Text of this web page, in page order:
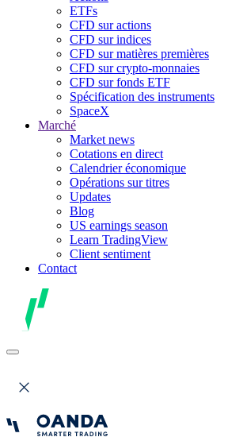
ETFs
CFD sur actions
CFD sur indices
CFD sur matières premières
CFD sur crypto-monnaies
CFD sur fonds ETF
Spécification des instruments
SpaceX
Marché
Market news
Cotations en direct
Calendrier économique
Opérations sur titres
Updates
Blog
US earnings season
Learn TradingView
Client sentiment
Contact